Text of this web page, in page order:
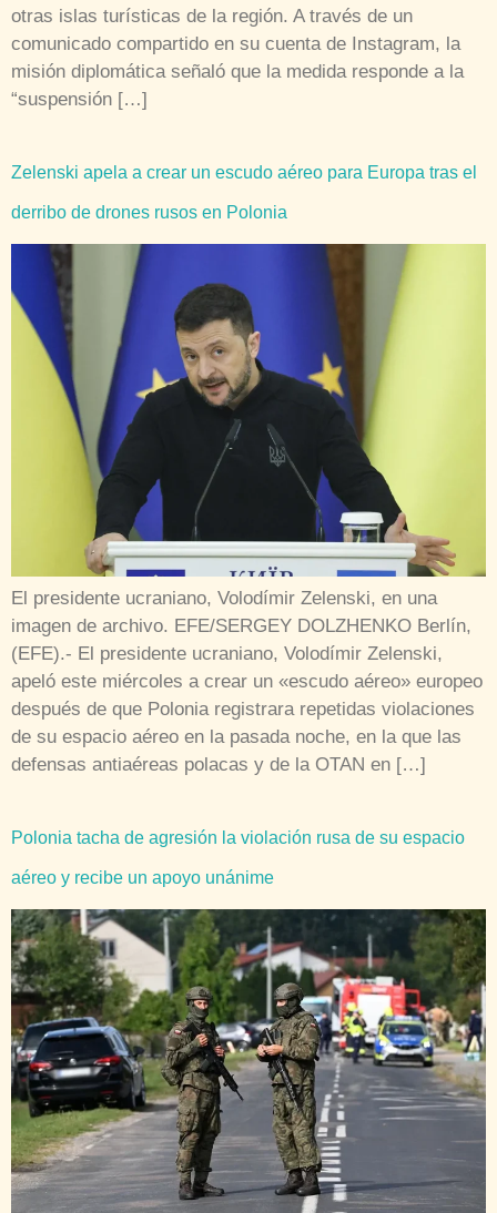
otras islas turísticas de la región. A través de un
comunicado compartido en su cuenta de Instagram, la
misión diplomática señaló que la medida responde a la
“suspensión […]
Zelenski apela a crear un escudo aéreo para Europa tras el
derribo de drones rusos en Polonia
El presidente ucraniano, Volodímir Zelenski, en una
imagen de archivo. EFE/SERGEY DOLZHENKO Berlín,
(EFE).- El presidente ucraniano, Volodímir Zelenski,
apeló este miércoles a crear un «escudo aéreo» europeo
después de que Polonia registrara repetidas violaciones
de su espacio aéreo en la pasada noche, en la que las
defensas antiaéreas polacas y de la OTAN en […]
Polonia tacha de agresión la violación rusa de su espacio
aéreo y recibe un apoyo unánime